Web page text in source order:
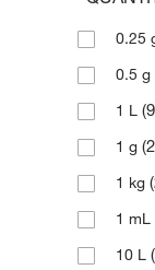
0.25
0.5 g
1 L
1 g
1 kg
1 mL
10 L